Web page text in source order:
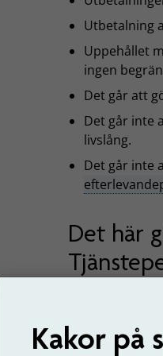
Kakor på
Utbetalning
Uppehållet
ingen
Det går att
Det går inte
livslång.
Det går inte
Det här
sig åt. Till